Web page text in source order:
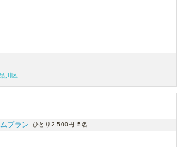
川区
プラン ひとり2,500円 5名